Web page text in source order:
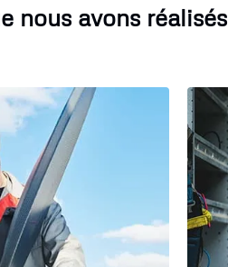
nous avons réalisés